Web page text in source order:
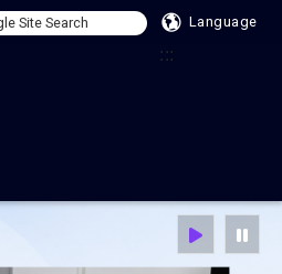
Language
:::